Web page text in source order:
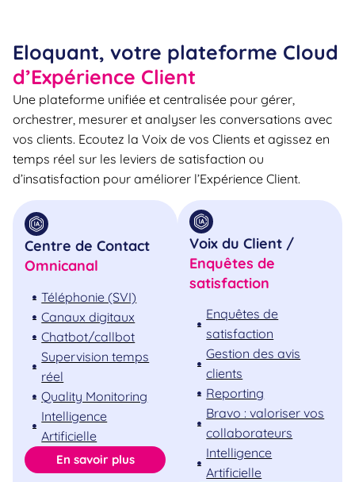
Eloquant, votre plateforme Cloud
d’Expérience Client
Une plateforme unifiée et centralisée pour gérer,
orchestrer, mesurer et analyser les conversations avec
vos clients. Ecoutez la Voix de vos Clients et agissez en
temps réel sur les leviers de satisfaction ou
d’insatisfaction pour améliorer l’Expérience Client.
Centre de Contact
Omnicanal
Téléphonie (SVI)
Canaux digitaux
Chatbot/callbot
Supervision temps
réel
Quality Monitoring
Intelligence
Artificielle
En savoir plus
Voix du Client /
Enquêtes de
satisfaction
Enquêtes de
satisfaction
Gestion des avis
clients
Reporting
Bravo : valoriser vos
collaborateurs
Intelligence
Artificielle